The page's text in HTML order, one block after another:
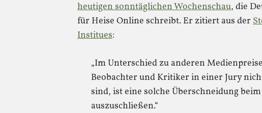
heutigen sonntäglichen Wochenschau, die
für Heise Online schreibt. Er zitiert aus der
Institues:
„Im Unterschied zu anderen
Beobachter und Kritiker in einer Jury
sind, ist eine solche Überschneidung
auszuschließen.“